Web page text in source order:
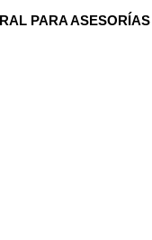
PARA ASESORÍAS